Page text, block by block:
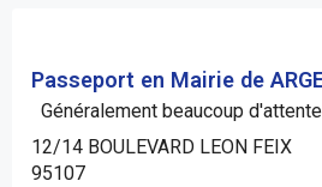
Passeport en Mairie de
Généralement beaucoup d'attente
12/14 BOULEVARD LEON FEIX
95107